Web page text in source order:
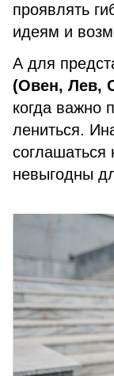
проявлять
идеям и
А для
(Овен, Лев,
когда важно
лениться.
соглашаться
невыгодны